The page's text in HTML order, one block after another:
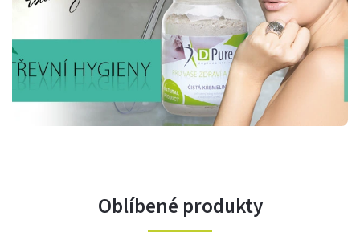
Oblíbené produkty